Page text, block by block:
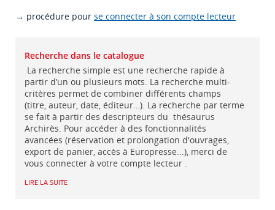
→ procédure pour se connecter à son compte lecteur
Recherche dans le catalogue
La recherche simple est une recherche rapide à
partir d’un ou plusieurs mots. La recherche multi-
critères permet de combiner différents champs
(titre, auteur, date, éditeur…). La recherche par terme
se fait à partir des descripteurs du thésaurus
Archirès. Pour accéder à des fonctionnalités
avancées (réservation et prolongation d'ouvrages,
export de panier, accès à Europresse...), merci de
vous connecter à votre compte lecteur .
LIRE LA SUITE